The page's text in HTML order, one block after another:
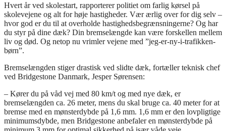
Hvert år ved skolestart, rapporterer politiet om farlig kørsel på
skolevejene og alt for høje hastigheder. Vær ærlig over for dig selv –
hvor god er du til at overholde hastighedsbegrænsningerne? Og har
du styr på dine dæk? Din bremselængde kan være forskellen mellem
liv og død. Og netop nu vrimler vejene med ”jeg-er-ny-i-trafikken-
børn”.
Bremselængden stiger drastisk ved slidte dæk, fortæller teknisk chef
ved Bridgestone Danmark, Jesper Sørensen:
– Kører du på våd vej med 80 km/t og med nye dæk, er
bremselængden ca. 26 meter, mens du skal bruge ca. 40 meter for at
bremse med en mønsterdybde på 1,6 mm. 1,6 mm er den lovpligtige
minimumsdybde, men Bridgestone anbefaler en mønsterdybde på